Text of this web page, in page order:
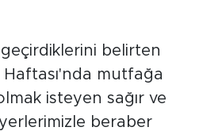
belirten
mutfağa
isteyen sağır ve
beraber